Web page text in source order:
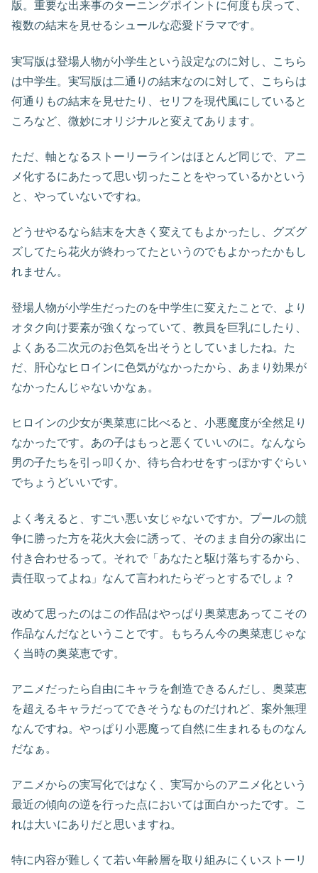
版。重要な出来事のターニングポイントに何度も戻って、
複数の結末を見せるシュールな恋愛ドラマです。
実写版は登場人物が小学生という設定なのに対し、こちら
は中学生。実写版は二通りの結末なのに対して、こちらは
何通りもの結末を見せたり、セリフを現代風にしていると
ころなど、微妙にオリジナルと変えてあります。
ただ、軸となるストーリーラインはほとんど同じで、アニ
メ化するにあたって思い切ったことをやっているかという
と、やっていないですね。
どうせやるなら結末を大きく変えてもよかったし、グズグ
ズしてたら花火が終わってたというのでもよかったかもし
れません。
登場人物が小学生だったのを中学生に変えたことで、より
オタク向け要素が強くなっていて、教員を巨乳にしたり、
よくある二次元のお色気を出そうとしていましたね。た
だ、肝心なヒロインに色気がなかったから、あまり効果が
なかったんじゃないかなぁ。
ヒロインの少女が奥菜恵に比べると、小悪魔度が全然足り
なかったです。あの子はもっと悪くていいのに。なんなら
男の子たちを引っ叩くか、待ち合わせをすっぽかすぐらい
でちょうどいいです。
よく考えると、すごい悪い女じゃないですか。プールの競
争に勝った方を花火大会に誘って、そのまま自分の家出に
付き合わせるって。それで「あなたと駆け落ちするから、
責任取ってよね」なんて言われたらぞっとするでしょ？
改めて思ったのはこの作品はやっぱり奥菜恵あってこその
作品なんだなということです。もちろん今の奥菜恵じゃな
く当時の奥菜恵です。
アニメだったら自由にキャラを創造できるんだし、奥菜恵
を超えるキャラだってできそうなものだけれど、案外無理
なんですね。やっぱり小悪魔って自然に生まれるものなん
だなぁ。
アニメからの実写化ではなく、実写からのアニメ化という
最近の傾向の逆を行った点においては面白かったです。こ
れは大いにありだと思いますね。
特に内容が難しくて若い年齢層を取り組みにくいストーリ